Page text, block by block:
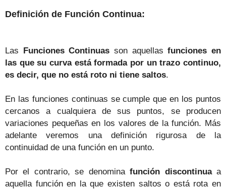
Definición de Función Continua:
Las Funciones Continuasson aquellasfunciones en
las que su curva está formada por un trazo continuo,
es decir, que no está roto ni tiene saltos.
En las funciones continuas se cumple que en los puntos
cercanos a cualquiera de sus puntos, se producen
variaciones pequeñas en los valores de la función. Más
adelante veremos una definición rigurosa de la
continuidad de una función en un punto.
Por el contrario, se denominafunción discontinuaa
aquella función en la que existen saltos o está rota en